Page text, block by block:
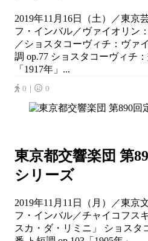
2019年11月16日（土）／東京
フ・インバル／ヴァイオリン
／ショスタコーヴィチ：ヴァ
調 op.77 ショスタコーヴィチ
「1917年」...
0｜ 0
東京都交響楽団 第
シリーズ
2019年11月11日（月）／東京
フ・インバル／チャイコフス
スカ・ダ・リミニ」 ショスタ